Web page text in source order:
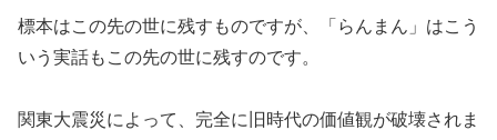
標本はこの先の世に残すものですが、「らんまん」はこう
いう実話もこの先の世に残すのです。
関東大震災によって、完全に旧時代の価値観が破壊されま